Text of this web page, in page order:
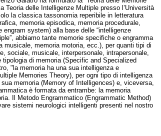
Teoria delle Intelligenze Multiple presso l’Università
la classica tassonomia reperibile in letteratura
memoria episodica, memoria procedurale,
system) alla base delle “intelligenze
abbiamo tante memorie specifiche o engramma
musicale, memoria motoria, ecc.), per quanti tipi di
sociale, musicale, interpersonale, intrapersonale,
di memoria (Specific and Specialized
"la memoria ha una sua intelligenza e
Memories Theory), per ogni tipo di intelligenza
memoria (Memory of Intelligences) e, viceversa,
è formata da entrambe: la memoria
Il Metodo Engrammatico (Engrammatic Method)
sistemi neurologici intelligenti presenti nel nostro